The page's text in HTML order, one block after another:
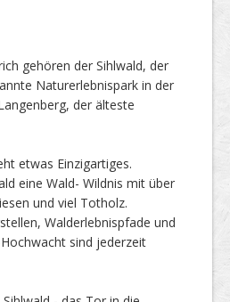
gehören der Sihlwald, der
Naturerlebnispark in der
der älteste
etwas Einzigartiges.
eine Wald- Wildnis mit über
und viel Totholz.
Walderlebnispfade und
sind jederzeit